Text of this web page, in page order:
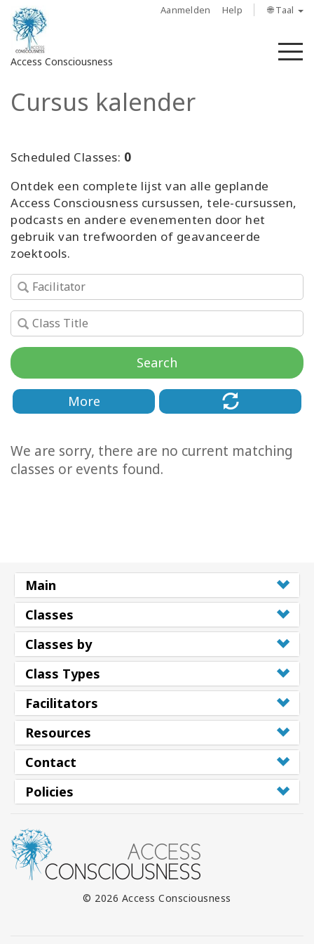
Aanmelden Help 🌐 Taal
Access Consciousness
Meld
op
account
About
Access
Facilitators
Shop
More
ZOEKEN
Cursus kalender
Scheduled Classes: 0
Ontdek een complete lijst van alle geplande
Access Consciousness cursussen, tele-cursussen,
podcasts en andere evenementen door het
gebruik van trefwoorden of geavanceerde
zoektools.
Search
More
We are sorry, there are no current matching
classes or events found.
Main
Classes
Classes by
Class Types
Facilitators
Resources
Contact
Policies
© 2026 Access Consciousness